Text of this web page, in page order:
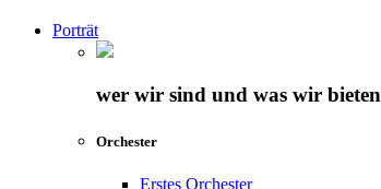
Porträt
wer wir sind und was wir bieten
Orchester
Erstes Orchester